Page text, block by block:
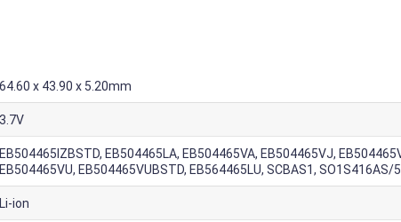
64.60 x 43.90 x 5.20mm
3.7V
EB504465IZBSTD, EB504465LA, EB504465VA, EB504465VJ,
EB504465VU, EB504465VUBSTD, EB564465LU, SCBAS1, SO1S416AS/
Li-ion